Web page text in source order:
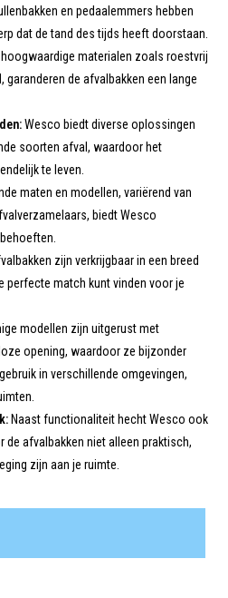
en pedaalemmers hebben
dat de tand des tijds heeft doorstaan.
hoogwaardige materialen zoals roestvrij
de afvalbakken een lange
Wesco biedt diverse oplossingen
soorten afval, waardoor het
te leven.
maten en modellen, variërend van
biedt Wesco
zijn verkrijgbaar in een breed
perfecte match kunt vinden voor je
modellen zijn uitgerust met
opening, waardoor ze bijzonder
in verschillende omgevingen,
Naast functionaliteit hecht Wesco ook
de afvalbakken niet alleen praktisch,
zijn aan je ruimte.